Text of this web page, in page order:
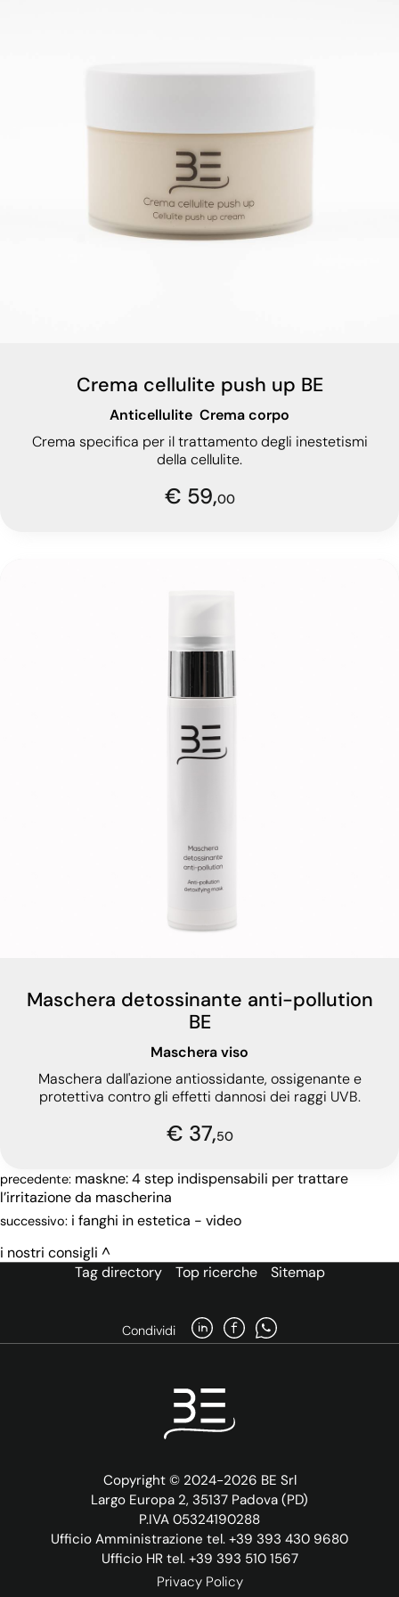
Crema cellulite push up BE
Anticellulite Crema corpo
Crema specifica per il trattamento degli inestetismi
della cellulite.
€ 59,00
Maschera detossinante anti-pollution
BE
Maschera viso
Maschera dall'azione antiossidante, ossigenante e
protettiva contro gli effetti dannosi dei raggi UVB.
€ 37,50
precedente: maskne: 4 step indispensabili per trattare
l’irritazione da mascherina
successivo: i fanghi in estetica - video
i nostri consigli
Tag directory
Top ricerche Sitemap
Condividi
Copyright © 2024-2026 BE Srl
Largo Europa 2, 35137 Padova (PD)
P.IVA 05324190288
Ufficio Amministrazione tel. +39 393 430 9680
Ufficio HR tel. +39 393 510 1567
Privacy Policy